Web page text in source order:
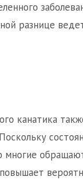
разнице
канатика
многие